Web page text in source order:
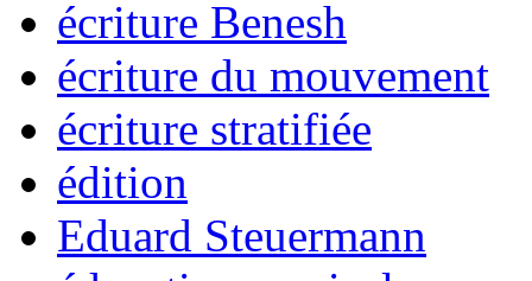
écriture Benesh
écriture du mouvement
écriture stratifiée
édition
Eduard Steuermann